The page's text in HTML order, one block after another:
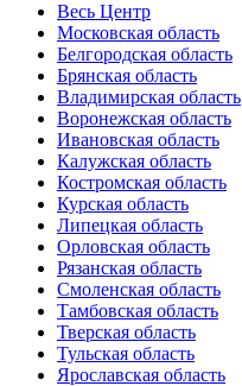
Весь Центр
Московская область
Белгородская область
Брянская область
Владимирская область
Воронежская область
Ивановская область
Калужская область
Костромская область
Курская область
Липецкая область
Орловская область
Рязанская область
Смоленская область
Тамбовская область
Тверская область
Тульская область
Ярославская область